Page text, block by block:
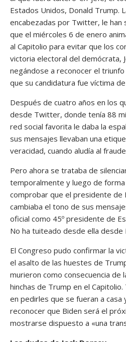
Estados Unidos, Donald Trump.
encabezadas por Twitter, le han
que el miércoles 6 de enero
al Capitolio para evitar que los
victoria electoral del demócrata,
negándose a reconocer el
que su candidatura fue víctima
Después de cuatro años en los
desde Twitter, donde tenía 88
red social favorita le daba la
sus mensajes llevaban una
veracidad, cuando aludía al
Pero ahora se trataba de
temporalmente y luego de
comprobar que el presidente de
cambiaba el tono de sus
oficial como 45º presidente de
No ha tuiteado desde ella desde
El Congreso pudo confirmar la
el asalto de las huestes de
murieron como consecuencia de
hinchas de Trump en el
en pedirles que se fueran a casa
reconocer que Biden será el
mostrarse dispuesto a «una